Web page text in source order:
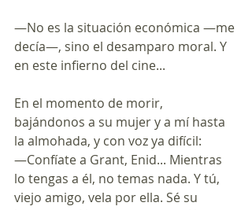
—No es la situación económica —me
decía—, sino el desamparo moral. Y
en este infierno del cine...
En el momento de morir,
bajándonos a su mujer y a mí hasta
la almohada, y con voz ya difícil:
—Confíate a Grant, Enid... Mientras
lo tengas a él, no temas nada. Y tú,
viejo amigo, vela por ella. Sé su